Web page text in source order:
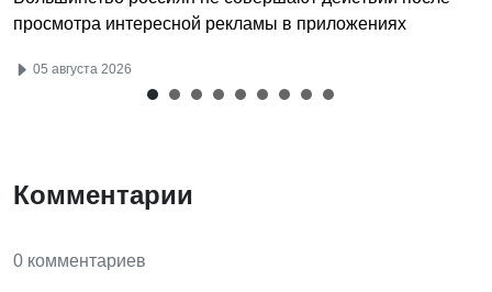
просмотра интересной рекламы в приложениях
05 августа 2026
Комментарии
0 комментариев